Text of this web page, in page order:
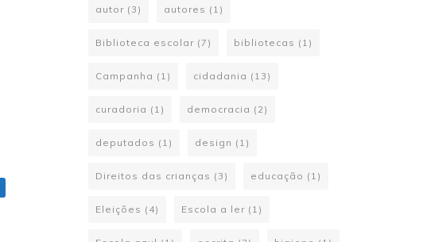
autor (3) autores (1)
Biblioteca escolar (7) bibliotecas (1)
Campanha (1) cidadania (13)
curadoria (1) democracia (2)
deputados (1) design (1)
Direitos das crianças (3) educação (1)
Eleições (4) Escola a ler (1)